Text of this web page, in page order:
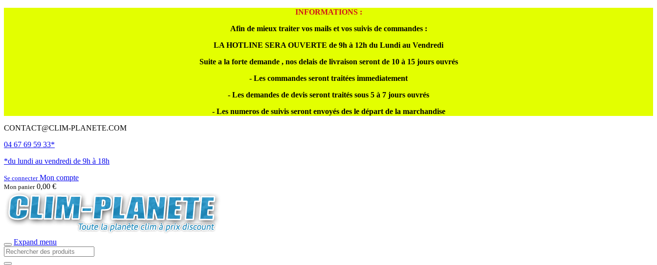
INFORMATIONS :
Afin de mieux traiter vos mails et vos suivis de commandes :
LA HOTLINE SERA OUVERTE de 9h à 12h du Lundi au Vendredi
Suite a la forte demande , nos delais de livraison seront de 10 à 15 jours ouvrés
- Les commandes seront traitées immediatement
- Les demandes de devis seront traités sous 5 à 7 jours ouvrés
- Les numeros de suivis seront envoyés des le départ de la marchandise
CONTACT@CLIM-PLANETE.COM
04 67 69 59 33*
*du lundi au vendredi de 9h à 18h
Se connecterMon compte
Mon panier 0,00 €
Expand menu